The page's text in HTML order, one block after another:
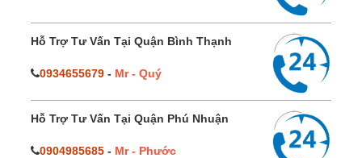
Hỗ Trợ Tư Vấn Tại Quận Bình Thạnh
0934655679 - Mr - Quý
Hỗ Trợ Tư Vấn Tại Quận Phú Nhuận
0904985685 - Mr - Phước